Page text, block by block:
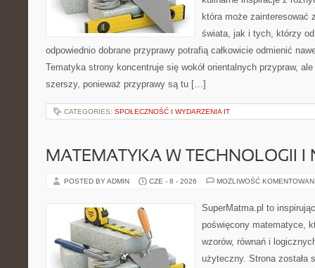
która może zainteresować
świata, jak i tych, którzy
odpowiednio dobrane przyprawy potrafią całkowicie odmienić
Tematyka strony koncentruje się wokół orientalnych przypraw,
szerszy, ponieważ przyprawy są tu […]
CATEGORIES: SPOŁECZNOŚĆ I WYDARZENIA IT
MATEMATYKA W TECHNOLOGII I
POSTED BY ADMIN CZE - 8 - 2026 MOŻLIWOŚĆ
SuperMatma.pl to
poświęcony matematyce,
wzorów, równań i
użyteczny. Strona została